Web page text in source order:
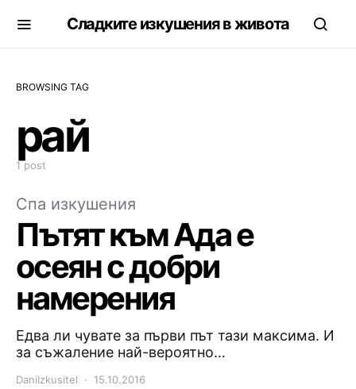
Сладките изкушения в живота
BROWSING TAG
рай
1 post
Спа изкушения
Пътят към Ада е
осеян с добри
намерения
Едва ли чувате за първи път тази максима. И
за съжаление най-вероятно…
DaniIzkusitel 15.10.2016